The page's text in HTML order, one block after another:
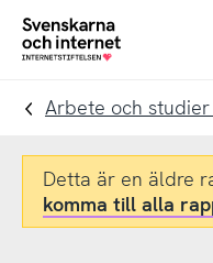
Till
navigation
Till
innehåll
To
Arbete och
Detta är en äldre
komma till alla